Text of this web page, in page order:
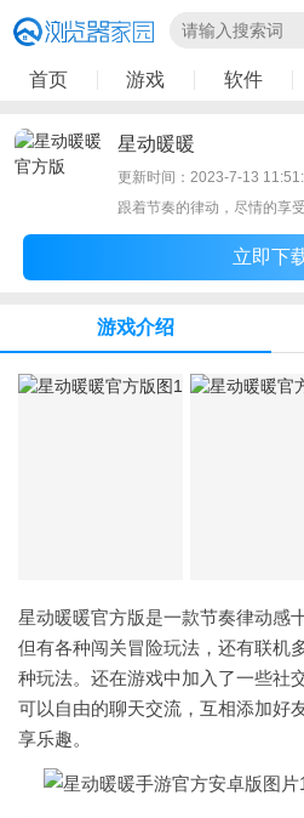
首页 游戏 软件
星动暖暖
更新时间：2023-7-13
跟着节奏的律动，尽情的享
立即下
游戏介绍
星动暖暖官方版是一款节奏律动感
但有各种闯关冒险玩法，还有联机
种玩法。还在游戏中加入了一些社
可以自由的聊天交流，互相添加好
享乐趣。